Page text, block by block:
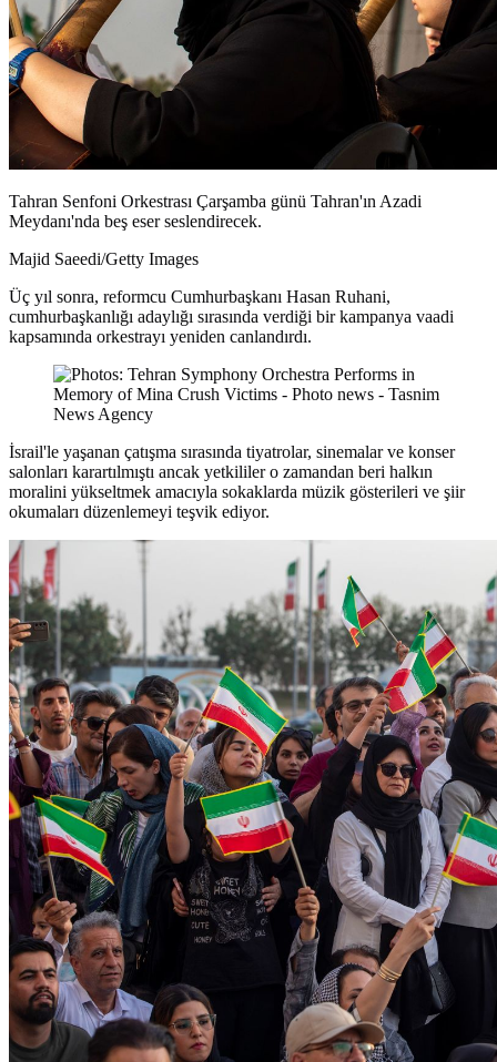
Tahran Senfoni Orkestrası Çarşamba günü Tahran'ın Azadi
Meydanı'nda beş eser seslendirecek.
Majid Saeedi/Getty Images
Üç yıl sonra, reformcu Cumhurbaşkanı Hasan Ruhani,
cumhurbaşkanlığı adaylığı sırasında verdiği bir kampanya vaadi
kapsamında orkestrayı yeniden canlandırdı.
İsrail'le yaşanan çatışma sırasında tiyatrolar, sinemalar ve konser
salonları karartılmıştı ancak yetkililer o zamandan beri halkın
moralini yükseltmek amacıyla sokaklarda müzik gösterileri ve şiir
okumaları düzenlemeyi teşvik ediyor.